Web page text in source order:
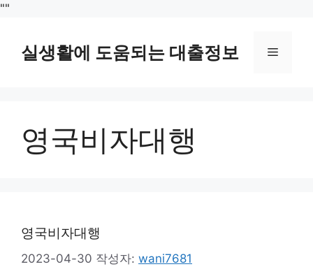
""
실생활에 도움되는 대출정보 메
영국비자대행
영국비자대행
2023-04-30 작성자: wani7681